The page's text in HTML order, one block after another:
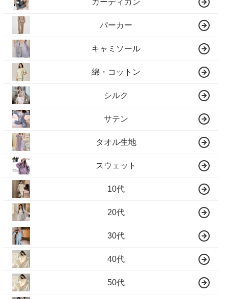
パーカー
キャミソール
綿・コットン
シルク
サテン
タオル生地
スウェット
10代
20代
30代
40代
50代